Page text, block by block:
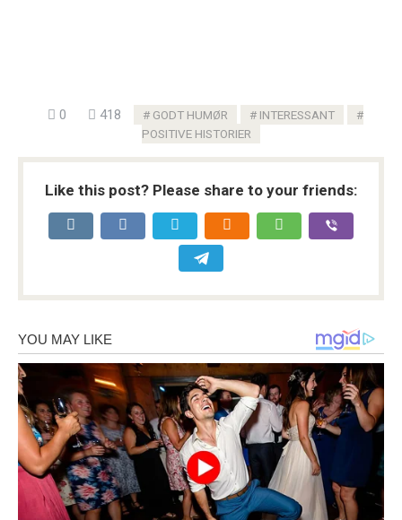
0 418 GODT HUMØR
INTERESSANT
POSITIVE HISTORIER
Like this post? Please share to your friends: